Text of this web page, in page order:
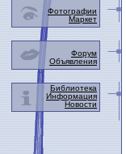
Фотографии
Маркет
Форум
Объявления
Библиотека
Информация
Новости